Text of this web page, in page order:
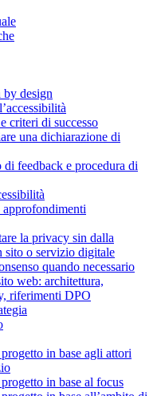
by design
criteri di successo
una dichiarazione di
di feedback e procedura di
la privacy sin dalla
sito o servizio digitale
quando necessario
web: architettura,
riferimenti DPO
in base agli attori
in base al focus